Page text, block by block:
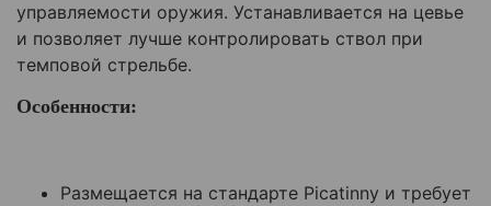
управляемости оружия. Устанавливается на цевье
и позволяет лучше контролировать ствол при
темповой стрельбе.
Особенности:
Размещается на стандарте Picatinny и требует